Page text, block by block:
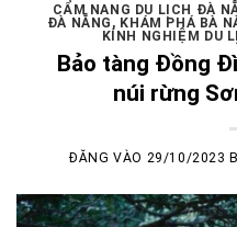
CẨM NANG DU LỊCH ĐÀ
ĐÀ NẴNG , KHÁM PHÁ BÀ
KÍNH NGHIỆM DU
Bảo tàng Đồng
núi rừng
ĐĂNG VÀO 29/10/2023